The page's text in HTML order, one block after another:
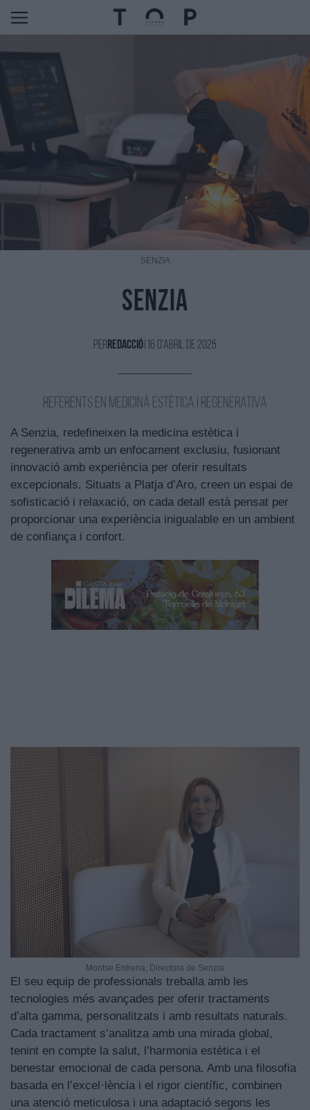
SENZIA
SENZIA
PerredAcció 16 d'Abril de 2025
Referents en mediciná estètica i regenerativa
A Senzia, redefineixen la medicina estètica i
regenerativa amb un enfocament exclusiu, fusionant
innovació amb experiència per oferir resultats
excepcionals. Situats a Platja d’Aro, creen un espai de
sofisticació i relaxació, on cada detall està pensat per
proporcionar una experiència inigualable en un ambient
de confiança i confort.
Montse Entrena, Directora de Senzia
El seu equip de professionals treballa amb les
tecnologies més avançades per oferir tractaments
d’alta gamma, personalitzats i amb resultats naturals.
Cada tractament s’analitza amb una mirada global,
tenint en compte la salut, l’harmonia estètica i el
benestar emocional de cada persona. Amb una filosofia
basada en l’excel·lència i el rigor científic, combinen
una atenció meticulosa i una adaptació segons les